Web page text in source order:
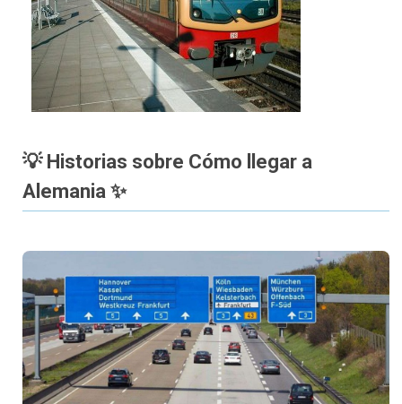
💡 Historias sobre Cómo llegar a
Alemania ✨